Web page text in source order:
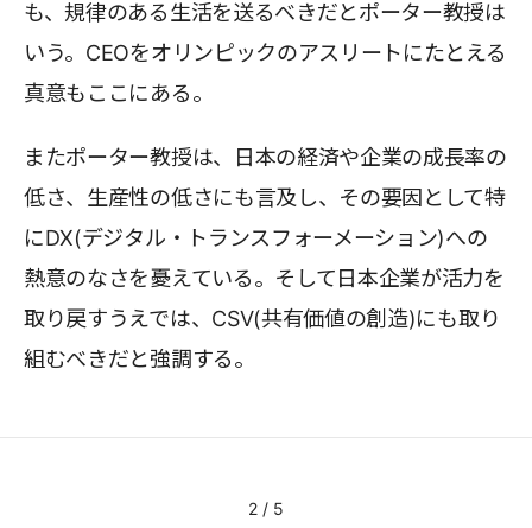
も、規律のある生活を送るべきだとポーター教授は
いう。CEOをオリンピックのアスリートにたとえる
真意もここにある。
またポーター教授は、日本の経済や企業の成長率の
低さ、生産性の低さにも言及し、その要因として特
にDX(デジタル・トランスフォーメーション)への
熱意のなさを憂えている。そして日本企業が活力を
取り戻すうえでは、CSV(共有価値の創造)にも取り
組むべきだと強調する。
2 / 5